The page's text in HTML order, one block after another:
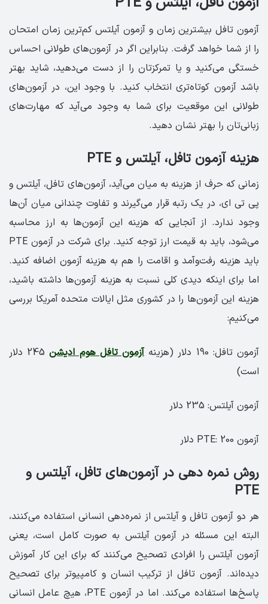
آزمون تافل بیشترین زمان و آزمون آیلتس کم‌ترین زمان امتحان
را از شما خواهد گرفت. بنابراین اگر در آزمون‌های طولانی احساس
خستگی می‌کنید و یا تمرکزتان را از دست می‌دهید، شاید بهتر
باشد آزمون کوتاه‌تری انتخاب کنید. با وجود این، در آزمون‌های
طولانی این موقعیت برای شما به وجود می‌آید که مهارت‌های
زبانی‌تان را بهتر نشان دهید.
هزینه آزمون تافل، آیلتس و PTE
زمانی که حرف از هزینه به میان می‌آید، آزمون‌های تافل، آیلتس و
پی تی ای، در یک رتبه قرار می‌گیرند و تفاوت چندانی میان آن‌ها
وجود ندارد. از آنجایی که هزینه این آزمون‌ها به ارز محاسبه
می‌شود، باید به قیمت ارز توجه کنید. برای شرکت در آزمون PTE
باید هزینه رفت‌وآمد و اقامت را هم به هزینه آزمون اضافه کنید.
اما برای اینکه دیدی کلی نسبت به هزینه آزمون‌ها داشته باشید،
هزینه این آزمون‌ها را در کشوری مثل ایالات متحده آمریکا بررسی
می‌کنیم:
آزمون تافل: 190 دلار (هزینه آزمون تافل هوم ادیشن
245 دلار
است)
آزمون آیلتس: 235 دلار
آزمون PTE: 200 دلار
روش نمره دهی در آزمون‌های تافل، آیلتس و
PTE
هر دو آزمون تافل و آیلتس از نمره‌دهی انسانی استفاده می‌کنند،
البته این مسئله در آزمون آیلتس به صورت کامل است، یعنی
آزمون آیلتس را افرادی تصحیح می‌کنند که برای این کار آموزش
دیده‌اند. آزمون تافل از ترکیب انسان و کامپیوتر برای تصحیح
پاسخ‌ها استفاده می‌کند. اما در آزمون PTE، هیچ عامل انسانی